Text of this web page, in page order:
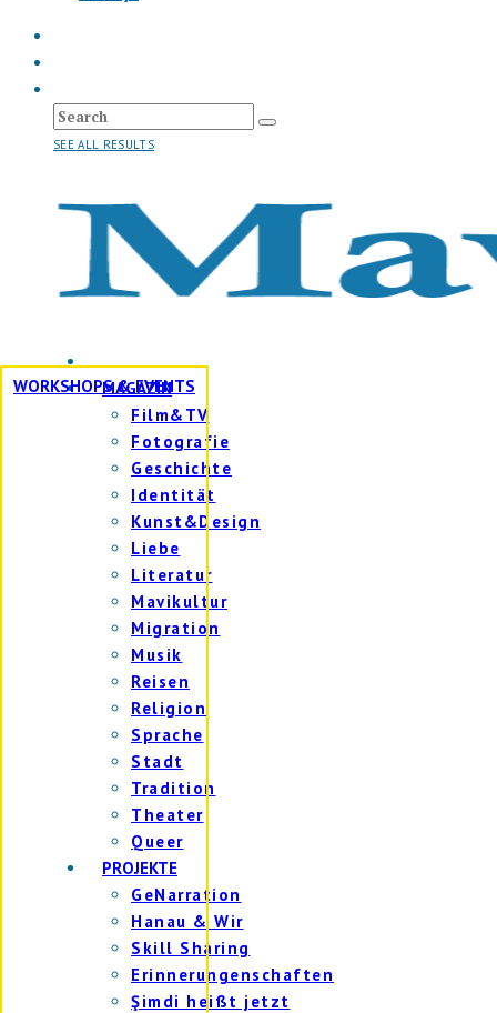
SEE ALL RESULTS
WORKSHOPS & EVENTS
MAGAZIN
Film&TV
Fotografie
Geschichte
Identität
Kunst&Design
Liebe
Literatur
Mavikultur
Migration
Musik
Reisen
Religion
Sprache
Stadt
Tradition
Theater
Queer
PROJEKTE
GeNarration
Hanau & Wir
Skill Sharing
Erinnerungenschaften
Şimdi heißt jetzt